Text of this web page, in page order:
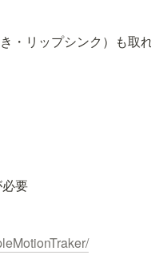
・リップシンク）も取
要